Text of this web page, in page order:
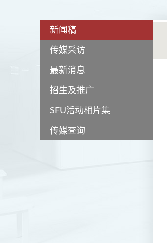
新闻稿
传媒采访
最新消息
招生及推广
SFU活动相片集
传媒查询